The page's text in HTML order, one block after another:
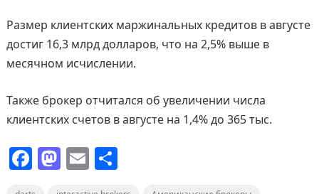
Размер клиентских маржинальных кредитов в августе
достиг 16,3 млрд долларов, что на 2,5% выше в
месячном исчислении.
Также брокер отчитался об увеличении числа
клиентских счетов в августе на 1,4% до 365 тыс.
F
a
M
a
E
m
О